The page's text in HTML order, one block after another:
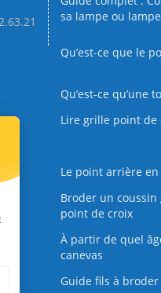
sa lampe ou lampe
Qu’est-ce que le
Qu’est‑ce qu’une
Lire grille point de
Le point arrière
Broder un coussin
point de croix
À partir de quel
canevas
Guide fils à broder